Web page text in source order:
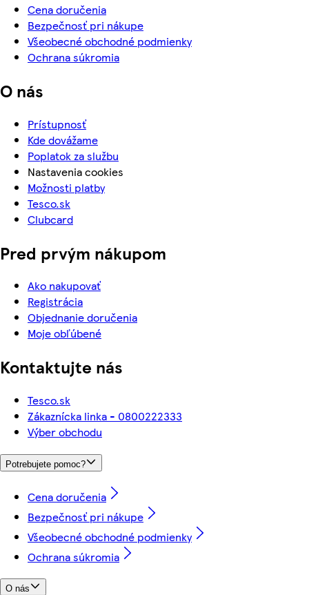
Cena doručenia
Bezpečnosť pri nákupe
Všeobecné obchodné podmienky
Ochrana súkromia
O nás
Prístupnosť
Kde dovážame
Poplatok za službu
Nastavenia cookies
Možnosti platby
Tesco.sk
Clubcard
Pred prvým nákupom
Ako nakupovať
Registrácia
Objednanie doručenia
Moje obľúbené
Kontaktujte nás
Tesco.sk
Zákaznícka linka - 0800222333
Výber obchodu
Potrebujete pomoc?
Cena doručenia
Bezpečnosť pri nákupe
Všeobecné obchodné podmienky
Ochrana súkromia
O nás